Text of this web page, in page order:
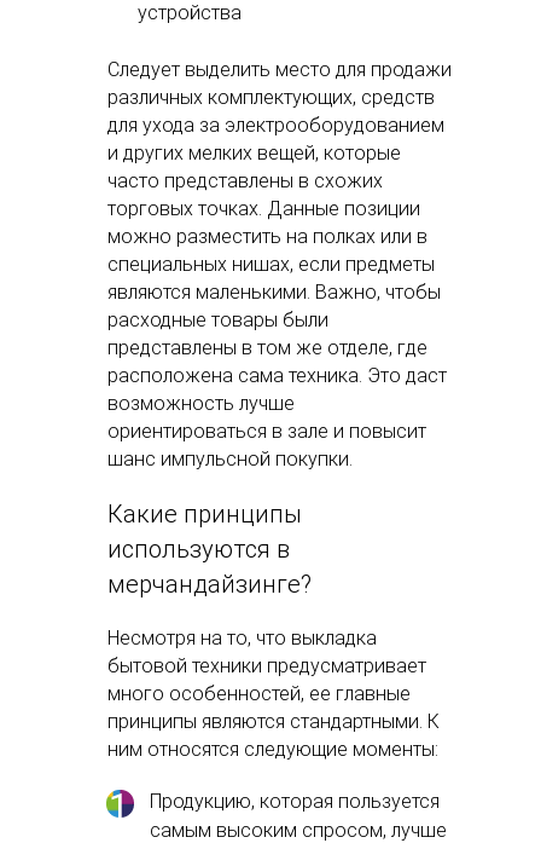
устройства
1
Продукцию, которая пользуется
самым высоким спросом, лучше
Следует выделить место для продажи
различных комплектующих, средств
для ухода за электрооборудованием
и других мелких вещей, которые
часто представлены в схожих
торговых точках. Данные позиции
можно разместить на полках или в
специальных нишах, если предметы
являются маленькими. Важно, чтобы
расходные товары были
представлены в том же отделе, где
расположена сама техника. Это даст
возможность лучше
ориентироваться в зале и повысит
шанс импульсной покупки.
Какие принципы
используются в
мерчандайзинге?
Несмотря на то, что выкладка
бытовой техники предусматривает
много особенностей, ее главные
принципы являются стандартными. К
ним относятся следующие моменты:
База знаний